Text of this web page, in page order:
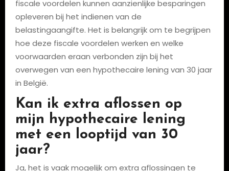
fiscale voordelen kunnen aanzienlijke besparingen
opleveren bij het indienen van de
belastingaangifte. Het is belangrijk om te begrijpen
hoe deze fiscale voordelen werken en welke
voorwaarden eraan verbonden zijn bij het
overwegen van een hypothecaire lening van 30 jaar
in België.
Kan ik extra aflossen op
mijn hypothecaire lening
met een looptijd van 30
jaar?
Ja, het is vaak mogelijk om extra aflossingen te